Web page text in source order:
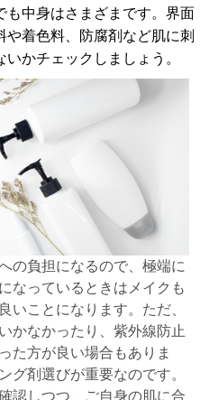
も中身はさまざまです。界面
着色料、防腐剤など肌に刺
かチェックしましょう。
の負担になるので、極端に
なっているときはメイクも
いことになります。ただ、
かなかったり、紫外線防止
た方が良い場合もありま
グ剤選びが重要なのです。
認しつつ、ご自身の肌に合